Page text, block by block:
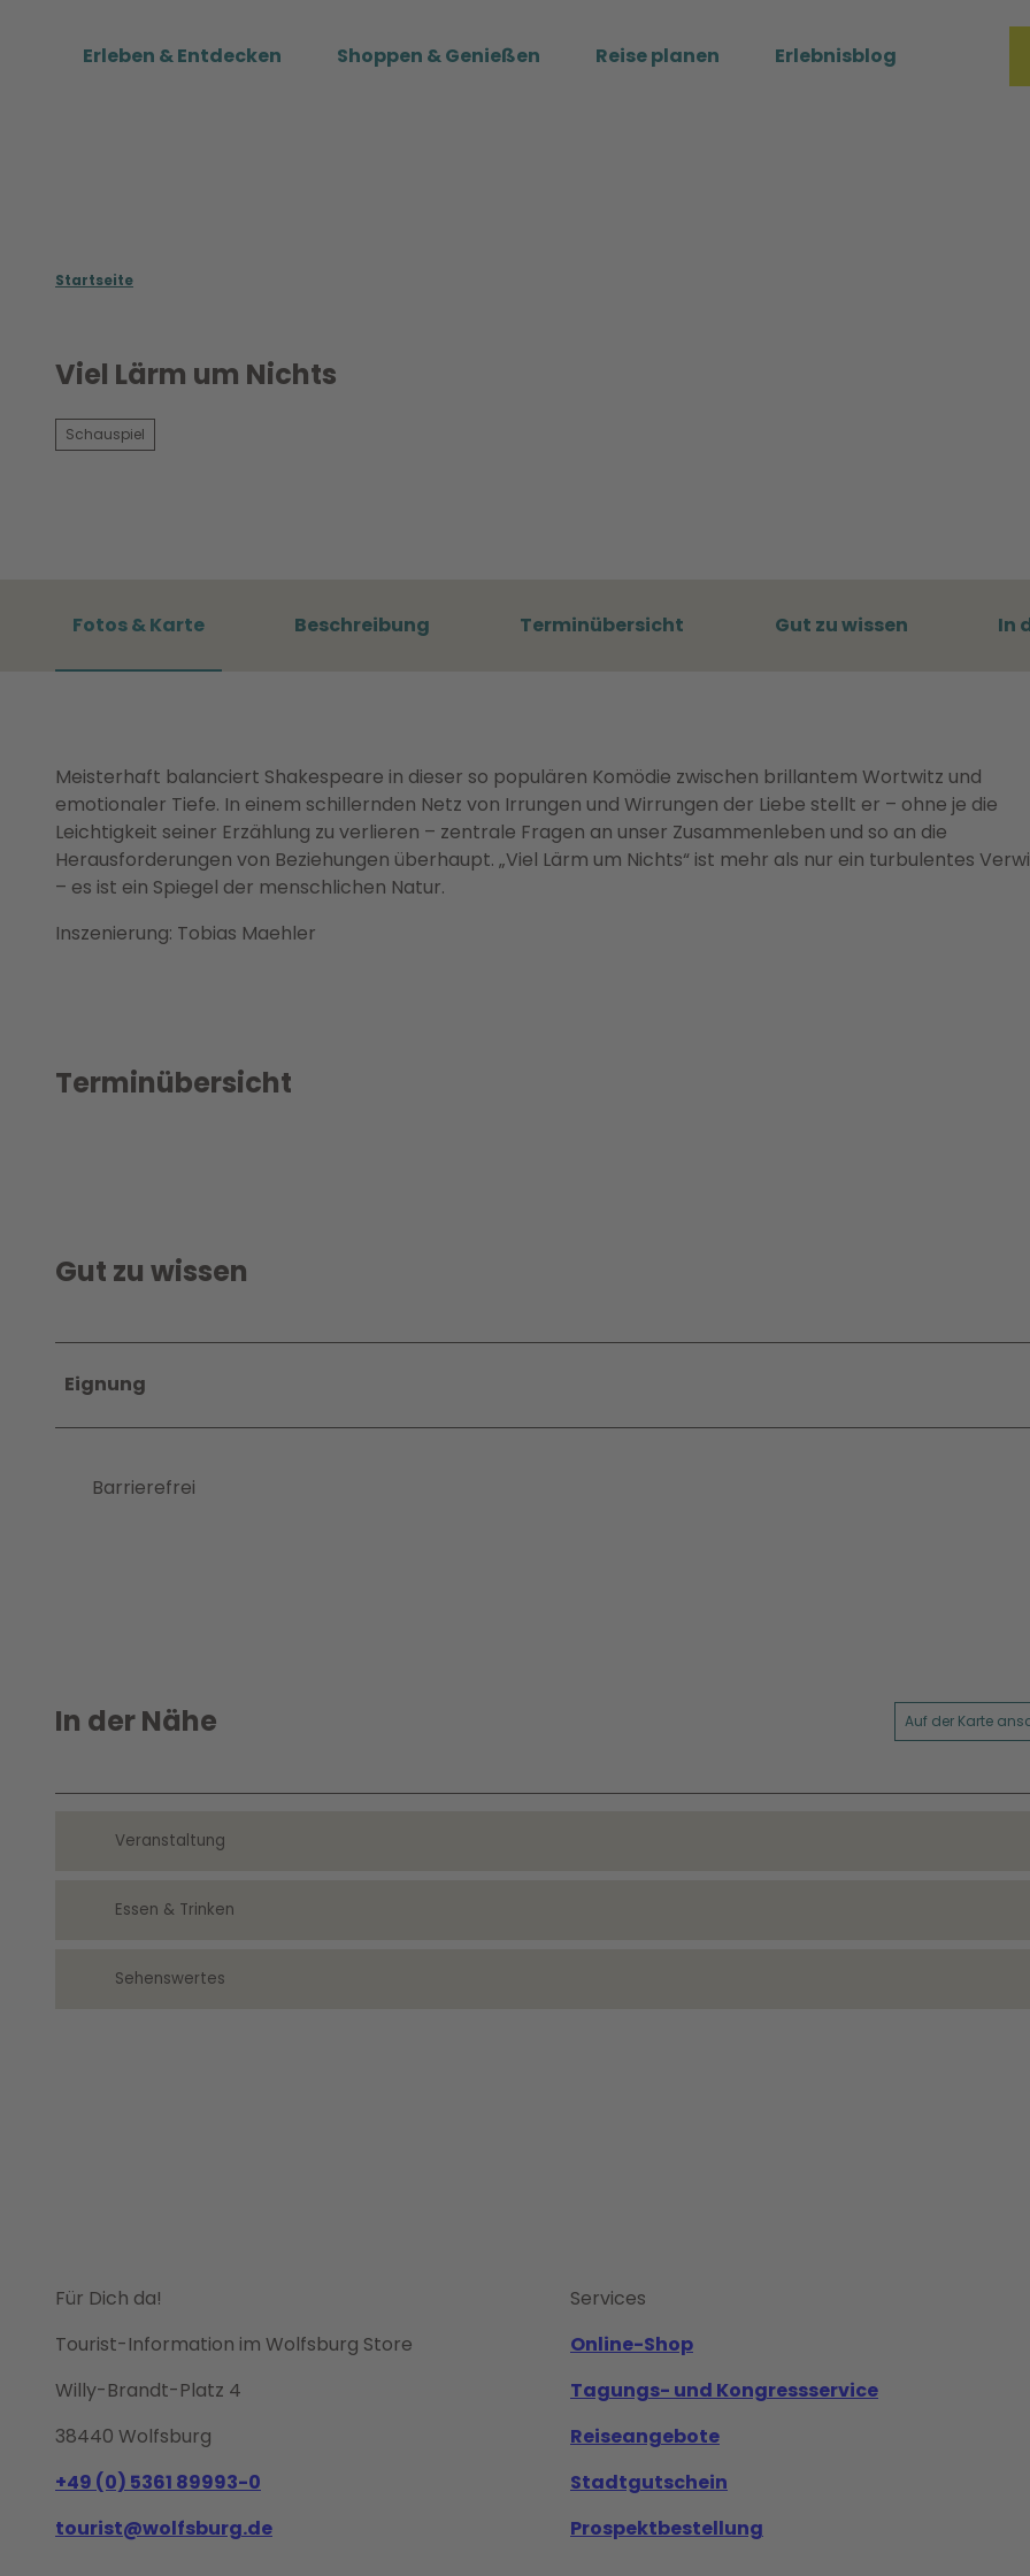
Erleben & Entdecken Shoppen & Genießen Reise planen Erlebnisblog
Startseite
Viel Lärm um Nichts
Schauspiel
Fotos & Karte Beschreibung Terminübersicht Gut zu wissen In
Meisterhaft balanciert Shakespeare in dieser so populären Komödie zwischen brillantem Wortwitz und
emotionaler Tiefe. In einem schillernden Netz von Irrungen und Wirrungen der Liebe stellt er – ohne je die
Leichtigkeit seiner Erzählung zu verlieren – zentrale Fragen an unser Zusammenleben und so an die
Herausforderungen von Beziehungen überhaupt. „Viel Lärm um Nichts“ ist mehr als nur ein turbulentes
– es ist ein Spiegel der menschlichen Natur.
Inszenierung: Tobias Maehler
Terminübersicht
Gut zu wissen
Eignung
Barrierefrei
In der Nähe Auf der Karte
Veranstaltung
Essen & Trinken
Sehenswertes
Für Dich da!
Tourist-Information im Wolfsburg Store
Willy-Brandt-Platz 4
38440 Wolfsburg
+49 (0) 5361 89993-0
tourist@wolfsburg.de
Services
Online-Shop
Tagungs- und Kongressservice
Reiseangebote
Stadtgutschein
Prospektbestellung